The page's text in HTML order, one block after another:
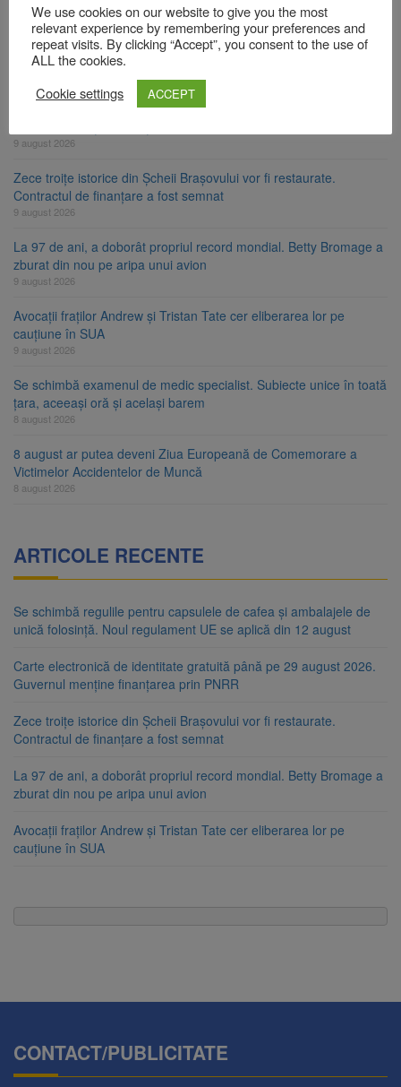
Se schimbă regulile pentru capsulele de cafea și ambalajele de
unică folosință. Noul regulament UE se aplică din 12 august
Carte electronică de identitate gratuită până pe 29 august 2026.
9 august 2026
Zece troițe istorice din Șcheii Brașovului vor fi restaurate.
Contractul de finanțare a fost semnat
9 august 2026
La 97 de ani, a doborât propriul record mondial. Betty Bromage a
zburat din nou pe aripa unui avion
9 august 2026
Avocații fraților Andrew și Tristan Tate cer eliberarea lor pe
cauțiune în SUA
9 august 2026
Se schimbă examenul de medic specialist. Subiecte unice în toată
țara, aceeași oră și același barem
8 august 2026
8 august ar putea deveni Ziua Europeană de Comemorare a
Victimelor Accidentelor de Muncă
8 august 2026
ARTICOLE RECENTE
Se schimbă regulile pentru capsulele de cafea și ambalajele de
unică folosință. Noul regulament UE se aplică din 12 august
Carte electronică de identitate gratuită până pe 29 august 2026.
Guvernul menține finanțarea prin PNRR
Zece troițe istorice din Șcheii Brașovului vor fi restaurate.
Contractul de finanțare a fost semnat
La 97 de ani, a doborât propriul record mondial. Betty Bromage a
zburat din nou pe aripa unui avion
Avocații fraților Andrew și Tristan Tate cer eliberarea lor pe
cauțiune în SUA
CONTACT/PUBLICITATE
We use cookies on our website to give you the most
relevant experience by remembering your preferences and
repeat visits. By clicking “Accept”, you consent to the use of
ALL the cookies.
Cookie settings
ACCEPT